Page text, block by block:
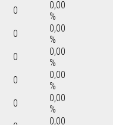
0
0,00
%
0
0,00
%
0
0,00
%
0
0,00
%
0
0,00
%
0,00